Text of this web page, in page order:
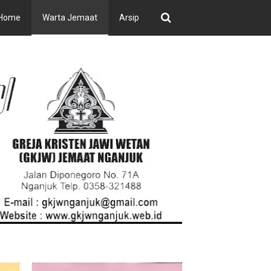
Warta Jemaat Arsip